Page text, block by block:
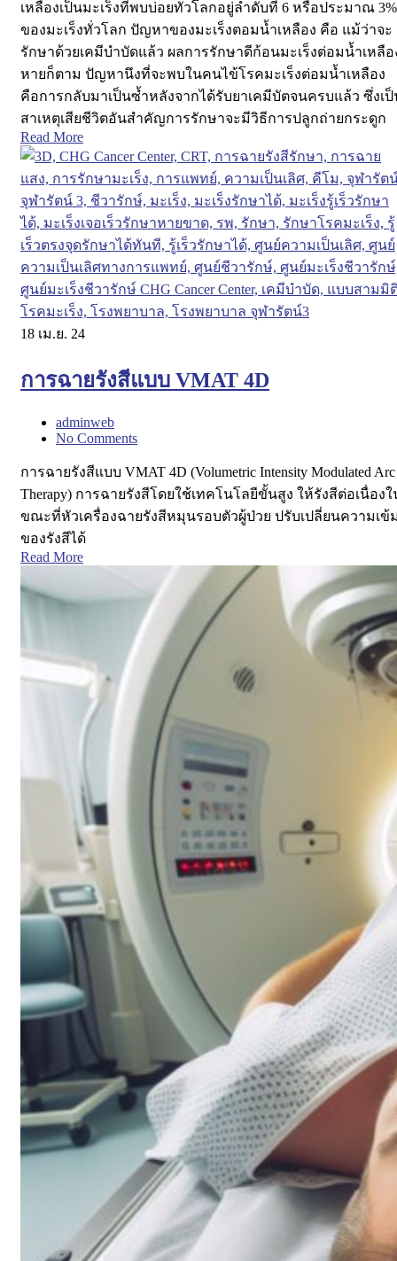
เหลืองเป็นมะเร็งที่พบบ่อยทั่วโลกอยู่ลำดับที่ 6 หรือประมาณ 3%
ของมะเร็งทั่วโลก ปัญหาของมะเร็งตอมน้ำเหลือง คือ แม้ว่าจะ
รักษาด้วยเคมีบำบัดแล้ว ผลการรักษาดีก้อนมะเร็งต่อมน้ำเหลือ
หายก็ตาม ปัญหานึงที่จะพบในคนไข้โรคมะเร็งต่อมน้ำเหลือง
คือการกลับมาเป็นซ้ำหลังจากได้รับยาเคมีบัตจนครบแล้ว ซึ่งเ
สาเหตุเสียชีวิตอันสำคัญการรักษาจะมีวิธีการปลูกถ่ายกระดูก
Read More
18 เม.ย. 24
การฉายรังสีแบบ VMAT 4D
adminweb
No Comments
การฉายรังสีแบบ VMAT 4D (Volumetric Intensity Modulated Arc
Therapy) การฉายรังสีโดยใช้เทคโนโลยีขั้นสูง ให้รังสีต่อเนื่องใ
ขณะที่หัวเครื่องฉายรังสีหมุนรอบตัวผู้ป่วย ปรับเปลี่ยนความเข้
ของรังสีได้
Read More